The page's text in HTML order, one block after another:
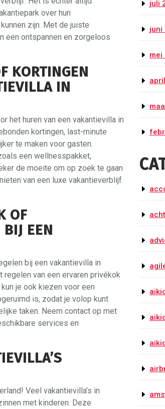
over hun
zijn. Met de juiste
een ontspannen en zorgeloos
KORTINGEN
IN
het huren van een vakantievilla in
kortingen, last-minute
te maken voor gasten.
een wellnesspakket,
de moeite om op zoek te gaan
van een luxe vakantieverblijf
OF
BIJ EEN
bij een vakantievilla in
regelen van een ervaren privékok
je ook kiezen voor een
is, zodat je volop kunt
taken. Neem contact op met
services en
Veel vakantievilla’s in
met kinderen. Deze
juli
juni
mei